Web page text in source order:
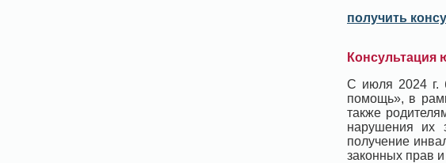
получить
Консультация
С июля 2024 г.
помощь», в
также
нарушения их
получение
законных прав